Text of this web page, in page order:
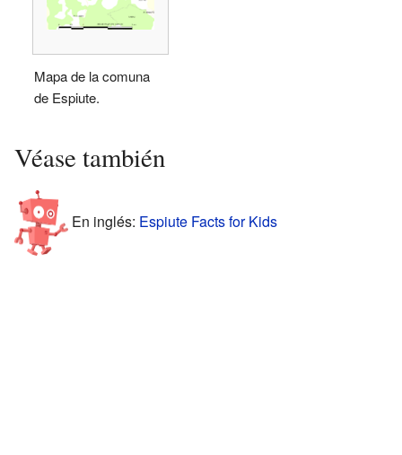
Mapa de la comuna
de Espiute.
Véase también
En inglés: Espiute Facts for Kids